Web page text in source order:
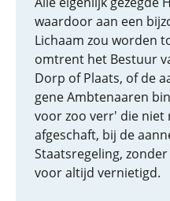
waardoor aan een
Lichaam zou worden
omtrent het Bestuur
Dorp of Plaats, of de
gene Ambtenaaren
voor zoo verr' die niet
afgeschaft, bij de
Staatsregeling,
voor altijd vernietigd.